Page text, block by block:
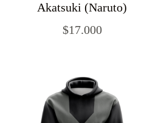
Akatsuki (Naruto)
$17.000